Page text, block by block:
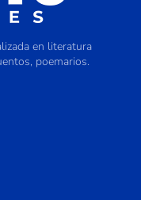
en literatura
poemarios.